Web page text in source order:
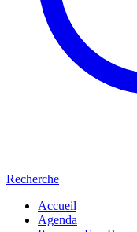
Recherche
Accueil
Agenda